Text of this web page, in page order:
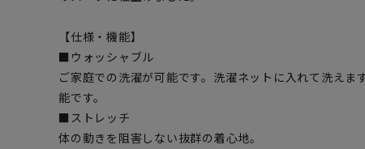
【仕様・機能】
■ウォッシャブル
ご家庭での洗濯が可能です。洗濯ネットに入れて洗えま
能です。
■ストレッチ
体の動きを阻害しない抜群の着心地。